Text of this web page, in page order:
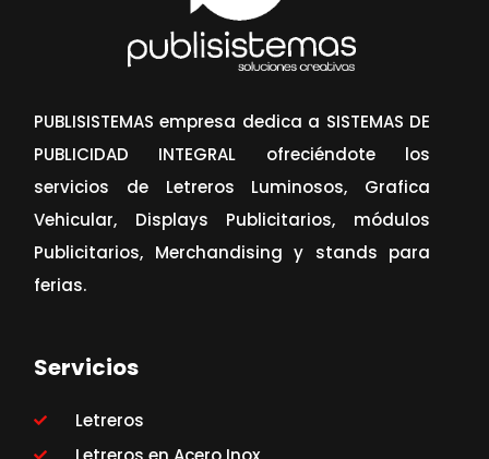
PUBLISISTEMAS empresa dedica a SISTEMAS DE
PUBLICIDAD INTEGRAL ofreciéndote los
servicios de Letreros Luminosos, Grafica
Vehicular, Displays Publicitarios, módulos
Publicitarios, Merchandising y stands para
ferias.
Servicios
Letreros